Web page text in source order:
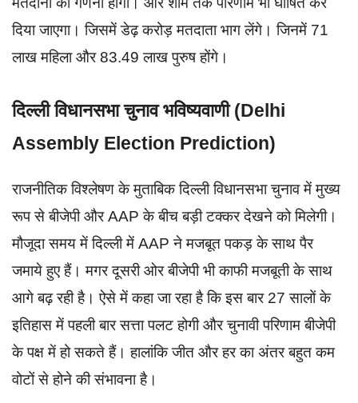
दिया जाएगा। जिसमें डेढ़ करोड़ मतदाता भाग लेंगे। जिनमें 71
लाख महिला और 83.49 लाख पुरुष होंगे।
दिल्ली विधानसभा चुनाव भविष्यवाणी (Delhi
Assembly Election Prediction)
राजनीतिक विश्लेषण के मुताबिक दिल्ली विधानसभा चुनाव में मुख्य
रूप से बीजेपी और AAP के बीच बड़ी टक्कर देखने को मिलेगी।
मौजूदा समय में दिल्ली में AAP ने मजबूत पकड़ के साथ पैर
जमाये हुए हैं। मगर दूसरी ओर बीजेपी भी काफी मजबूती के साथ
आगे बढ़ रही है। ऐसे में कहा जा रहा है कि इस बार 27 सालों के
इतिहास में पहली बार सत्ता पलट होगी और चुनावी परिणाम बीजेपी
के पक्ष में हो सकते हैं। हालांकि जीत और हर का अंतर बहुत कम
वोटों से होने की संभावना है।